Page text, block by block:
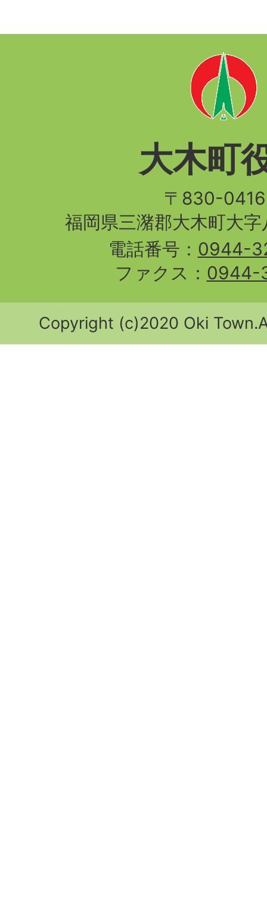
大木町
〒830-
福岡県三潴郡大木町大
電話番号： 0944-
ファクス： 0944-
Copyright (c)2020 Oki